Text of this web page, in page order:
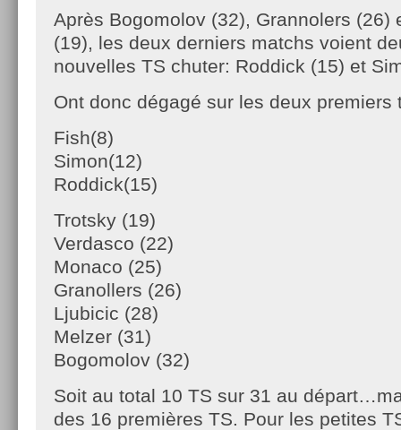
Après Bogomolov (32), Grannolers (26)
(19), les deux derniers matchs voient
nouvelles TS chuter: Roddick (15) et
Ont donc dégagé sur les deux premiers
Fish(8)
Simon(12)
Roddick(15)
Trotsky (19)
Verdasco (22)
Monaco (25)
Granollers (26)
Ljubicic (28)
Melzer (31)
Bogomolov (32)
Soit au total 10 TS sur 31 au
des 16 premières TS. Pour les petites